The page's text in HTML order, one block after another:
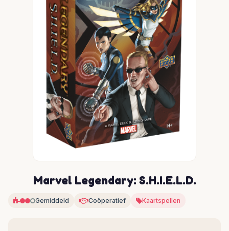
Marvel Legendary: S.H.I.E.L.D.
Gemiddeld Coöperatief Kaartspellen